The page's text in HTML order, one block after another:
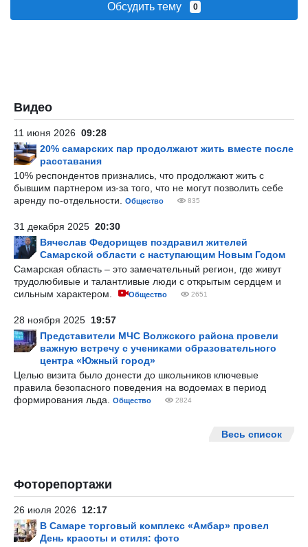
Обсудить тему 0
Видео
11 июня 2026 09:28
20% самарских пар продолжают жить вместе после
расставания
10% респондентов признались, что продолжают жить с
бывшим партнером из-за того, что не могут позволить себе
аренду по-отдельности.
Общество 835
31 декабря 2025 20:30
Вячеслав Федорищев поздравил жителей
Самарской области с наступающим Новым Годом
Самарская область – это замечательный регион, где живут
трудолюбивые и талантливые люди с открытым сердцем и
сильным характером.
Общество 2651
28 ноября 2025 19:57
Представители МЧС Волжского района провели
важную встречу с учениками образовательного
центра «Южный город»
Целью визита было донести до школьников ключевые
правила безопасного поведения на водоемах в период
формирования льда.
Общество 2824
Весь список
Фоторепортажи
26 июля 2026 12:17
В Самаре торговый комплекс «Амбар» провел
День красоты и стиля: фото